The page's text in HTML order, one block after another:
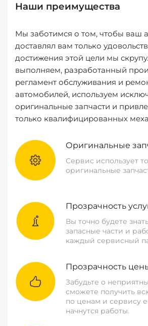
Наши преимущества
Мы заботимся о том, чтобы ваш
доставлял вам только
достижения этой цели мы
выполняем, разработанный
регламент обслуживания и
автомобилей, используем
оригинальные запчасти и
только квалифицированных
Оригинальные
Сервис использует
оригинальные
Прозрачность
Вы точно будете
запасные части и
каждый сервисный
Прозрачность
Забудьте о
сможете получить
по ценам и сервису
начнутся работы.